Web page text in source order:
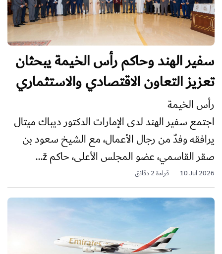
سفير الهند وحاكم رأس الخيمة يبحثان
تعزيز التعاون الاقتصادي والاستثماري
رأس الخيمة
اجتمع سفير الهند لدى الإمارات الدكتور ديباك ميتال
يرافقه وفدٌ من رجال الأعمال، مع الشيخ سعود بن
صقر القاسمي، عضو المجلس الأعلى، حاكم ž...
10 Jul 2026 قراءة 2 دقائق